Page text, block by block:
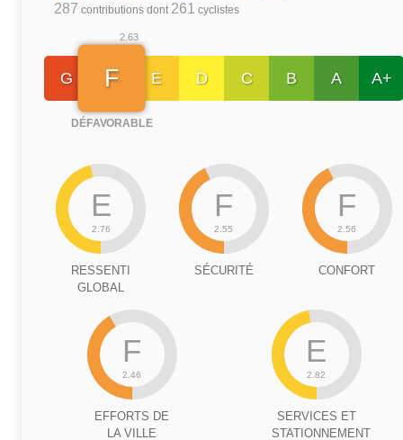
287 contributions dont 261 cyclistes
G
2.63
F
DÉFAVORABLE
E D C B A A+
E
2.76
RESSENTI
GLOBAL
F
2.55
SÉCURITÉ
F
2.56
CONFORT
F
2.46
EFFORTS DE
LA VILLE
E
2.82
SERVICES ET
STATIONNEMENT